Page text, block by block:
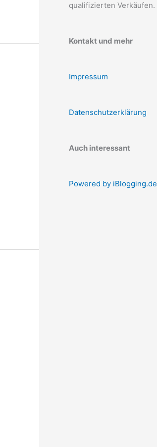
qualifizierten Verkäufen.
Kontakt und mehr
Impressum
Datenschutzerklärung
Auch interessant
Powered by iBlogging.de